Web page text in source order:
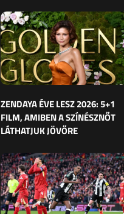
ZENDAYA ÉVE LESZ 2026: 5+1
FILM, AMIBEN A SZÍNÉSZNŐT
LÁTHATJUK JÖVŐRE